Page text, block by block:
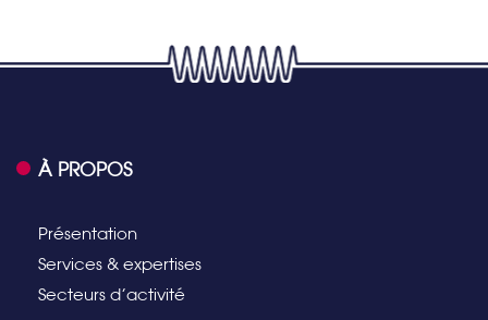
À PROPOS
Présentation
Services & expertises
Secteurs d’activité